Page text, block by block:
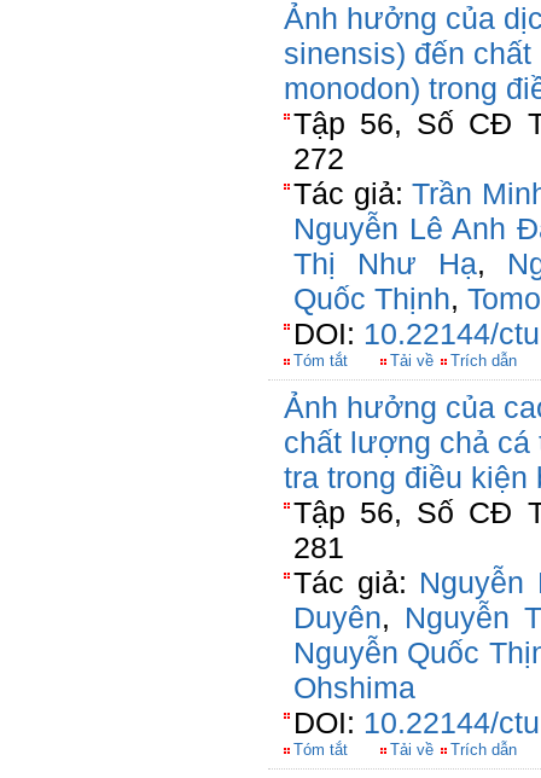
Ảnh hưởng của
sinensis) đến
monodon) trong
Tập 56, Số CĐ
272
Tác giả: Trần
Nguyễn Lê Anh
Thị Như Hạ,
Quốc Thịnh,
DOI: 10.22144/
Tóm tắt Tải về Trích dẫn
Ảnh hưởng của
chất lượng chả cá
tra trong điều kiện
Tập 56, Số CĐ
281
Tác giả: Nguyễn
Duyên, Nguyễn
Nguyễn Quốc
Ohshima
DOI: 10.22144/
Tóm tắt Tải về Trích dẫn